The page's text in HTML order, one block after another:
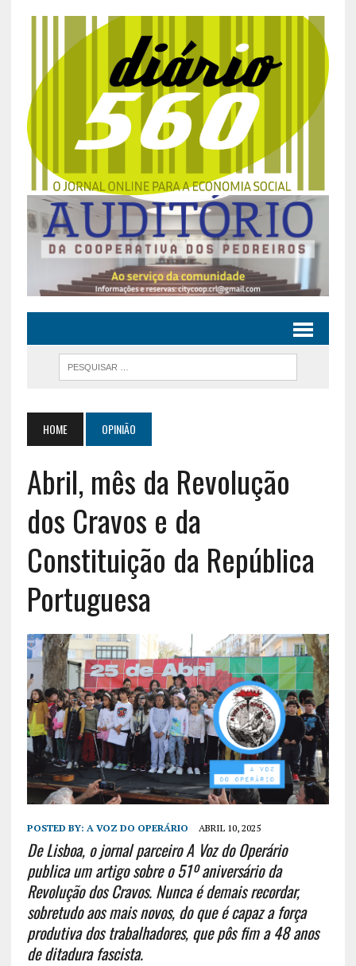
HOME OPINIÃO
Abril, mês da Revolução
dos Cravos e da
Constituição da República
Portuguesa
POSTED BY: A VOZ DO OPERÁRIO ABRIL 10, 2025
De Lisboa, o jornal parceiro A Voz do Operário
publica um artigo sobre o 51º aniversário da
Revolução dos Cravos. Nunca é demais recordar,
sobretudo aos mais novos, do que é capaz a força
produtiva dos trabalhadores, que pôs fim a 48 anos
de ditadura fascista.